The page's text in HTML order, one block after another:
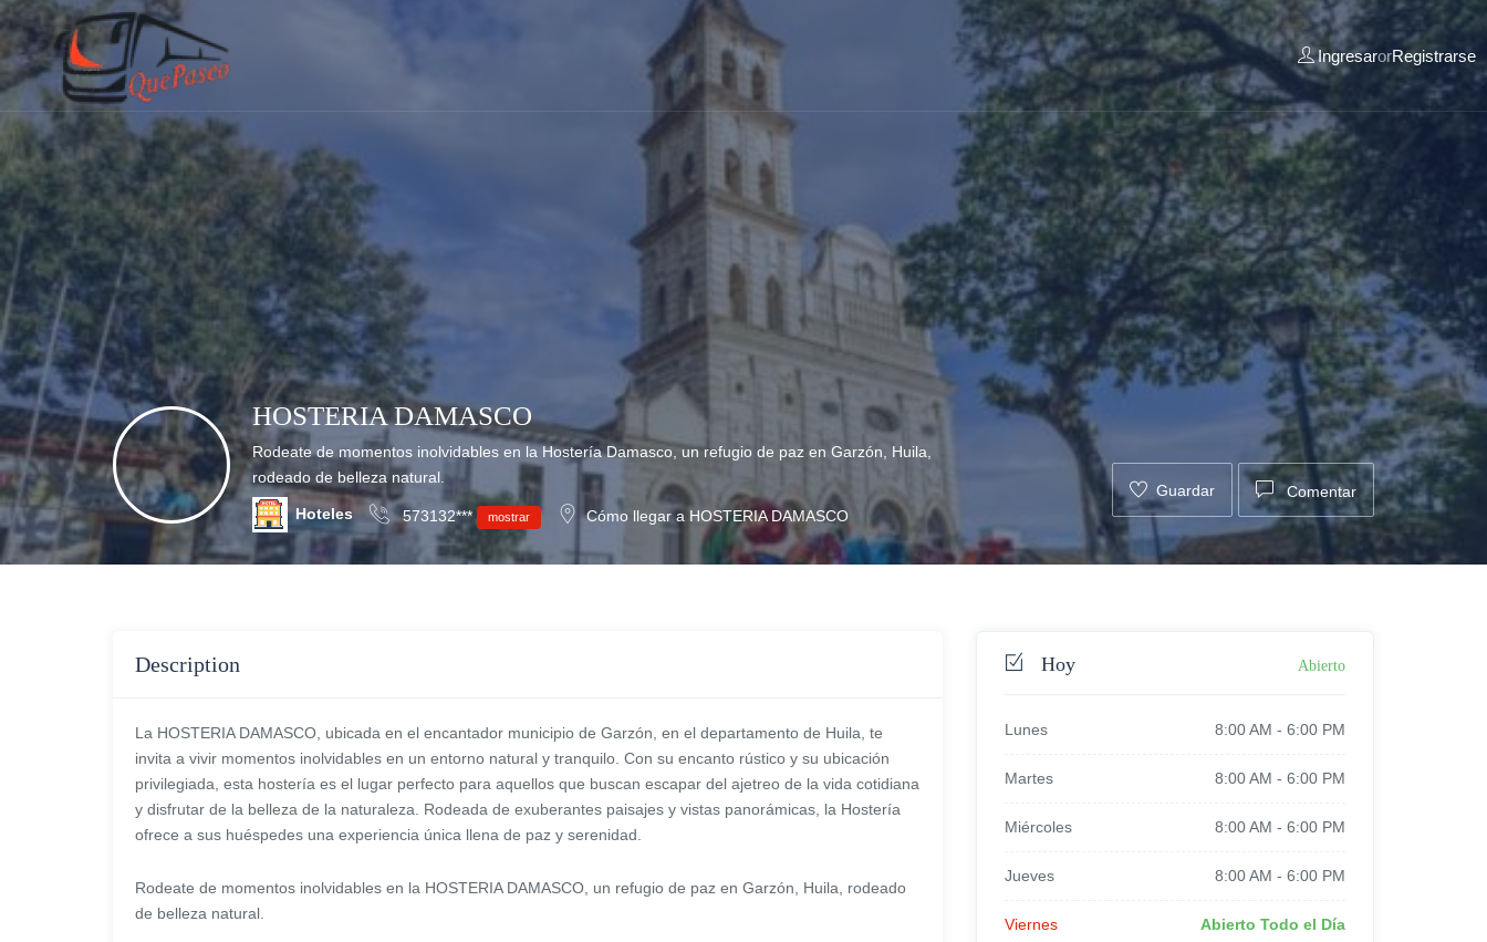
IngresarorRegistrarse
HOSTERIA DAMASCO
Rodeate de momentos inolvidables en la Hostería Damasco, un refugio de paz en Garzón, Huila,
rodeado de belleza natural.
Hoteles 573132*** mostrar Cómo llegar a HOSTERIA DAMASCO
Guardar Comentar
Description
La HOSTERIA DAMASCO, ubicada en el encantador municipio de Garzón, en el departamento de Huila, te
invita a vivir momentos inolvidables en un entorno natural y tranquilo. Con su encanto rústico y su ubicación
privilegiada, esta hostería es el lugar perfecto para aquellos que buscan escapar del ajetreo de la vida cotidiana
y disfrutar de la belleza de la naturaleza. Rodeada de exuberantes paisajes y vistas panorámicas, la Hostería
ofrece a sus huéspedes una experiencia única llena de paz y serenidad.
Rodeate de momentos inolvidables en la HOSTERIA DAMASCO, un refugio de paz en Garzón, Huila, rodeado
de belleza natural.
Hoy Abierto
Lunes 8:00 AM - 6:00 PM
Martes 8:00 AM - 6:00 PM
Miércoles 8:00 AM - 6:00 PM
Jueves 8:00 AM - 6:00 PM
Viernes Abierto Todo el Día